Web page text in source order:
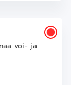
voi- ja